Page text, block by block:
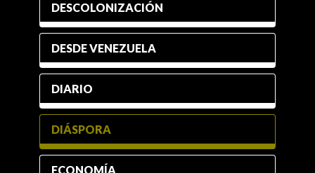
DESCOLONIZACIÓN
DESDE VENEZUELA
DIARIO
DIÁSPORA
ECONOMÍA